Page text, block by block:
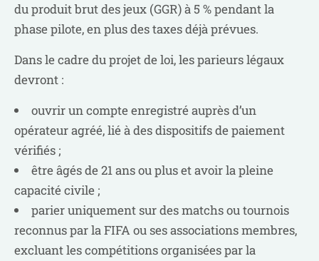
du produit brut des jeux (GGR) à 5 % pendant la
phase pilote, en plus des taxes déjà prévues.
Dans le cadre du projet de loi, les parieurs légaux
devront :
ouvrir un compte enregistré auprès d’un
opérateur agréé, lié à des dispositifs de paiement
vérifiés ;
être âgés de 21 ans ou plus et avoir la pleine
capacité civile ;
parier uniquement sur des matchs ou tournois
reconnus par la FIFA ou ses associations membres,
excluant les compétitions organisées par la